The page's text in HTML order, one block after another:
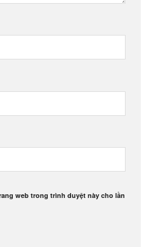
web trong trình duyệt này cho lần